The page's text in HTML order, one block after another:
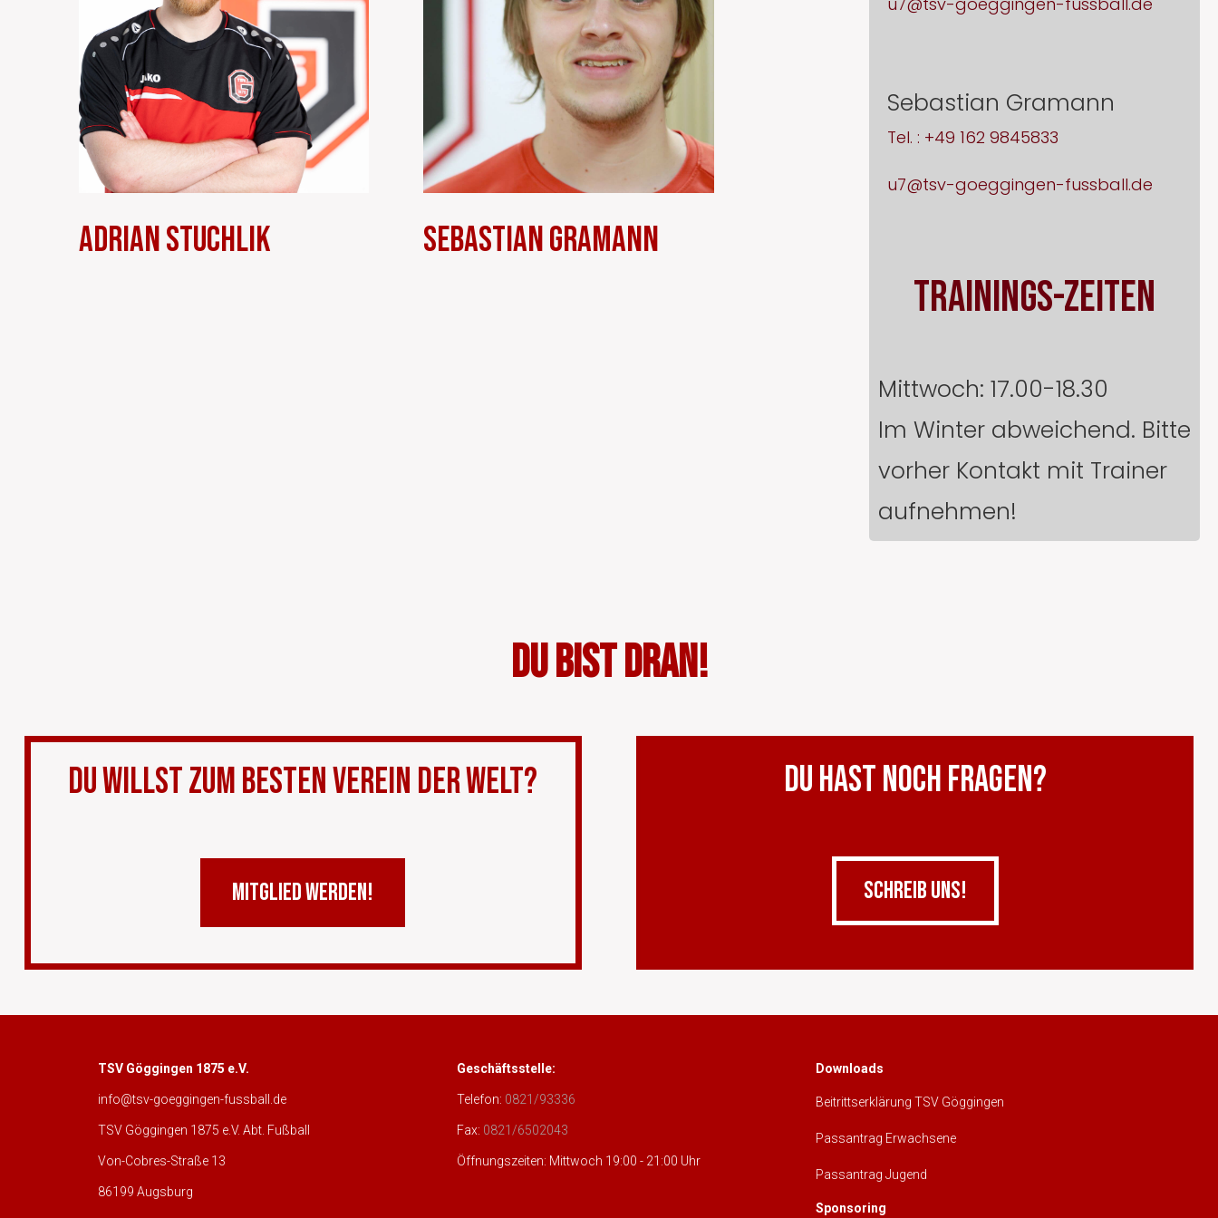
Adrian Stuchlik Sebastian Gramann
Sebastian Gramann
Tel. : +49 162 9845833
u7@tsv-goeggingen-fussball.de
Trainings-zeiten
Mittwoch: 17.00-18.30
Im Winter abweichend. Bitte
vorher Kontakt mit Trainer
aufnehmen!
Du bist dran!
Du willst zum besten Verein der Welt?
MITGLIED WERDEN!
DU HAST NOCH FRAGEN?
SCHREIB UNS!
TSV Göggingen 1875 e.V.
info@tsv-goeggingen-fussball.de
TSV Göggingen 1875 e.V. Abt. Fußball
Von-Cobres-Straße 13
86199 Augsburg
Geschäftsstelle:
Telefon: 0821/93336
Fax: 0821/6502043
Öffnungszeiten: Mittwoch 19:00 - 21:00 Uhr
Downloads
Beitrittserklärung TSV Göggingen
Passantrag Erwachsene
Passantrag Jugend
Sponsoring